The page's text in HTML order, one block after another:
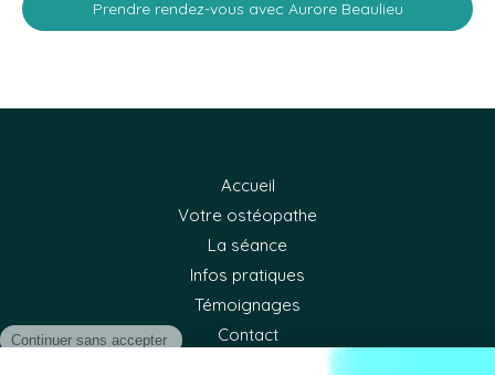
Prendre rendez-vous avec Aurore Beaulieu
Accueil
Votre ostéopathe
La séance
Infos pratiques
Témoignages
Contact